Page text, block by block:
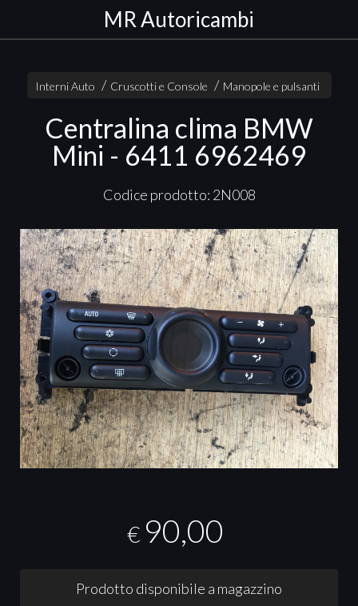
MR Autoricambi
Interni Auto Cruscotti e Console Manopole e pulsanti
Centralina clima BMW
Mini - 6411 6962469
Codice prodotto: 2N008
€ 90,00
Prodotto disponibile a magazzino